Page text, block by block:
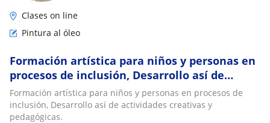
Clases on line
Pintura al óleo
Formación artística para niños y personas en
procesos de inclusión, Desarrollo así de
actividades creativas y pedagógicas
Formación artística para niños y personas en procesos de
inclusión, Desarrollo así de actividades creativas y
pedagógicas.